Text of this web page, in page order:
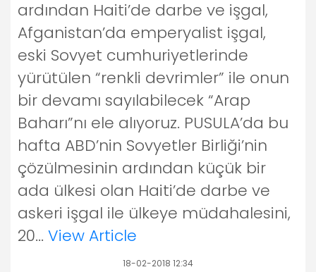
ardından Haiti’de darbe ve işgal,
Afganistan’da emperyalist işgal,
eski Sovyet cumhuriyetlerinde
yürütülen “renkli devrimler” ile onun
bir devamı sayılabilecek “Arap
Baharı”nı ele alıyoruz. PUSULA’da bu
hafta ABD’nin Sovyetler Birliği’nin
çözülmesinin ardından küçük bir
ada ülkesi olan Haiti’de darbe ve
askeri işgal ile ülkeye müdahalesini,
20... View Article
18-02-2018 12:34